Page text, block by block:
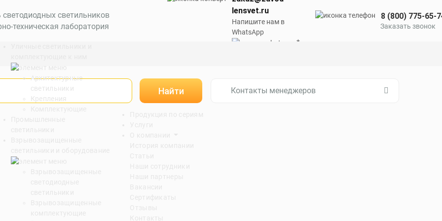
светильников
техническая лаборатория
lensvet.ru
Напишите нам в
WhatsApp
8 (800) 775-65-
Заказать звонок
Архитектурные
светильники
Крепления
Найти Контакты менеджеров